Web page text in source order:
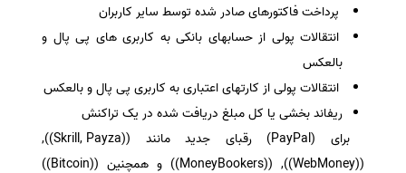
پرداخت فاکتورهای صادر شده توسط سایر کاربران
انتقالات پولی از حسابهای بانکی به کاربری های پی پال و
بالعکس
انتقالات پولی از کارتهای اعتباری به کاربری پی پال و بالعکس
ریفاند بخشی یا کل مبلغ دریافت شده در یک تراکنش
برای (PayPal) رقبای جدید مانند ((Skrill, Payza)),
((WebMoney)), ((MoneyBookers)) و همچنین ((Bitcoin))